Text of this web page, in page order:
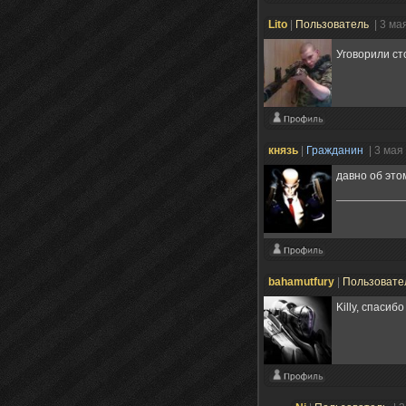
Lito Пользователь | 3
Уговорили
князь Гражданин
| 3
давно об
bahamutfury
Killy,